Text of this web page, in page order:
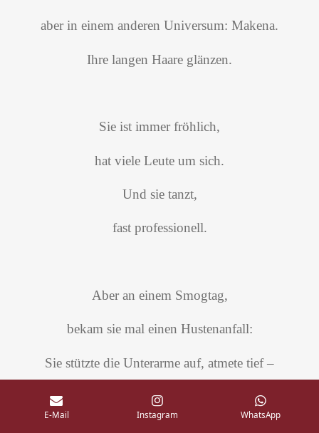
aber in einem anderen Universum: Makena.
Ihre langen Haare glänzen.
Sie ist immer fröhlich,
hat viele Leute um sich.
Und sie tanzt,
fast professionell.
Aber an einem Smogtag,
bekam sie mal einen Hustenanfall:
Sie stützte die Unterarme auf, atmete tief –
langsam, gleichmäßig.
E-Mail Instagram WhatsApp